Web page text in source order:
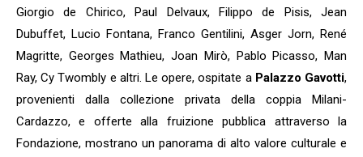
Giorgio de Chirico, Paul Delvaux, Filippo de Pisis, Jean
Dubuffet, Lucio Fontana, Franco Gentilini, Asger Jorn, René
Magritte, Georges Mathieu, Joan Mirò, Pablo Picasso, Man
Ray, Cy Twombly e altri. Le opere, ospitate a Palazzo Gavotti,
provenienti dalla collezione privata della coppia Milani-
Cardazzo, e offerte alla fruizione pubblica attraverso la
Fondazione, mostrano un panorama di alto valore culturale e